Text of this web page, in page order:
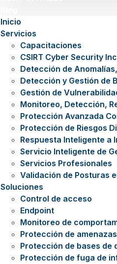
Inicio
Servicios
Capacitaciones
CSIRT Cyber Security
Detección de
Detección y Gestión de
Gestión de
Monitoreo, Detección,
Protección Avanzada
Protección de Riesgos
Respuesta Inteligente a
Servicio Inteligente de
Servicios Profesionales
Validación de Posturas
Soluciones
Control de acceso
Endpoint
Monitoreo de
Protección de
Protección de bases de
Protección de fuga de